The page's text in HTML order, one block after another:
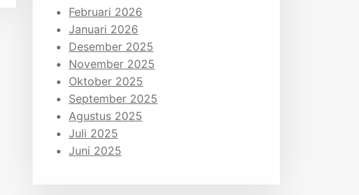
Februari 2026
Januari 2026
Desember 2025
November 2025
Oktober 2025
September 2025
Agustus 2025
Juli 2025
Juni 2025